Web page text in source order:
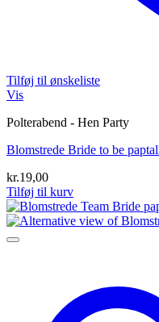
Tilføj til ønskeliste
Vis
Polterabend - Hen Party
Blomstrede Bride to be
kr.19,00
Tilføj til kurv